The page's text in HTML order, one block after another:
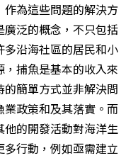
為這些問題的解決方
泛的概念，不只包括
沿海社區的居民和小
捕魚是基本的收入來
簡單方式並非解決問
政策和及其落實。而
的開發活動對海洋生
行動，例如亟需建立